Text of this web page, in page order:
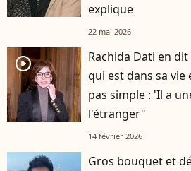
explique
22 mai 2026
player2
Rachida Dati en
qui est dans sa
pas simple : 'Il a
l'étranger"
14 février 2026
Gros bouquet et